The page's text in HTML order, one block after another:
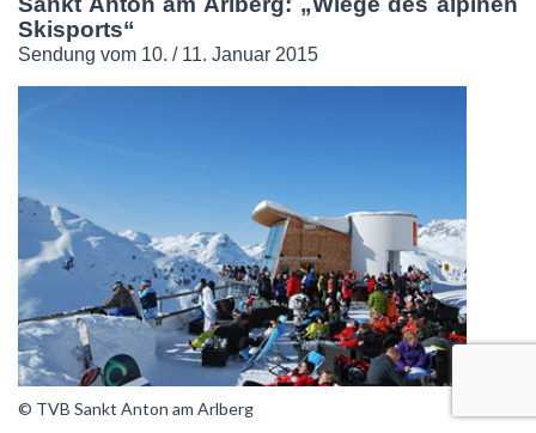
Skisports“
Sendung vom 10. / 11. Januar 2015
© TVB Sankt Anton am Arlberg